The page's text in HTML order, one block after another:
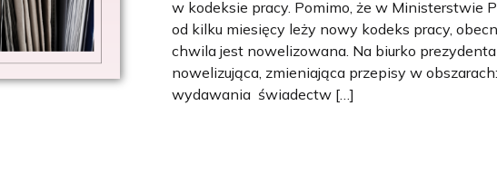
w kodeksie pracy. Pomimo, że w Ministerstwie
od kilku miesięcy leży nowy kodeks pracy,
chwila jest nowelizowana. Na biurko prezydenta
nowelizująca, zmieniająca przepisy w
wydawania świadectw […]